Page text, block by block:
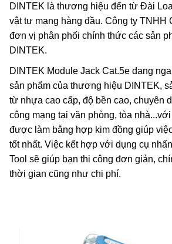
DINTEK là thương hiệu đến từ Đài
vật tư mạng hàng đầu. Công ty TNHH
đơn vị phân phối chính thức các sản
DINTEK.
DINTEK Module Jack Cat.5e dạng
sản phẩm của thương hiệu DINTEK,
từ nhựa cao cấp, độ bền cao, chuyên
công mạng tại văn phòng, tòa
được làm bằng hợp kim đồng giúp
tốt nhất. Việc kết hợp với dụng cụ
Tool sẽ giúp bạn thi công đơn giản,
thời gian cũng như chi phí.